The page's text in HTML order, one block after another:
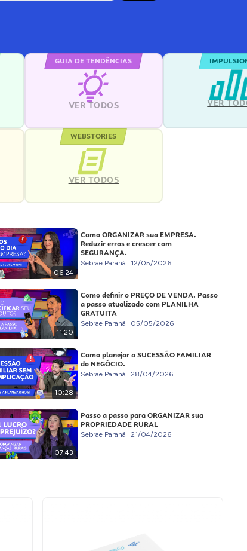
GUIA DE TENDÊNCIAS
VER TODOS VER
WEBSTORIES
VER TODOS
06:24
Como ORGANIZAR sua EMPRESA.
Reduzir erros e crescer com
SEGURANÇA.
Sebrae Paraná 12/05/2026
11:20
Como definir o PREÇO DE VENDA. Passo
a passo atualizado com PLANILHA
GRATUITA
Sebrae Paraná 05/05/2026
10:28
Como planejar a SUCESSÃO FAMILIAR
do NEGÓCIO.
Sebrae Paraná 28/04/2026
07:43
Passo a passo para ORGANIZAR sua
PROPRIEDADE RURAL
Sebrae Paraná 21/04/2026